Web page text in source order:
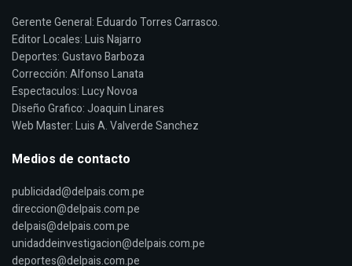
Gerente General: Eduardo Torres Carrasco.
Editor Locales: Luis Najarro
Deportes: Gustavo Barboza
Corrección: Alfonso Lanata
Espectaculos: Lucy Novoa
Diseño Grafico: Joaquin Linares
Web Master: Luis A. Valverde Sanchez
Medios de contacto
publicidad@delpais.com.pe
direccion@delpais.com.pe
delpais@delpais.com.pe
unidaddeinvestigacion@delpais.com.pe
deportes@delpais.com.pe